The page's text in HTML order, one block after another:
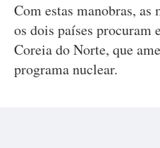
Com estas manobras, as
os dois países procuram
Coreia do Norte, que
programa nuclear.